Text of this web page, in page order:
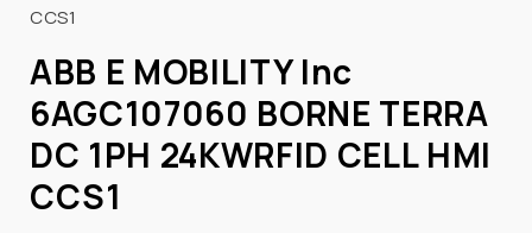
fenêtre
CCS1
ABB E MOBILITY Inc
6AGC107060 BORNE TERRA
DC 1PH 24KWRFID CELL HMI
CCS1